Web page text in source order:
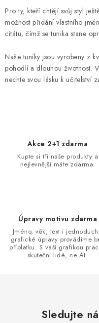
v
l
á
a
c
í
Pro ty, kteří chtějí svůj styl
možnost přidání vlastního
citátu, čímž se tunika stane
Naše tuniky jsou vyrobeny z
pohodlí a dlouhou životnost.
nechte svou lásku k učitelství
Akce 2+1 zdarma
Kupte si tři naše produkty a
nejlevnější máte zdarma.
Úpravy motivu zdarma
Jméno, věk, text i
grafické úpravy provádíme
příplatku. S vaší grafikou
skuteční lidé, ne AI.
Sledujte